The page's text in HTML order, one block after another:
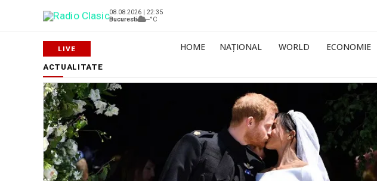
08.08.2026 | 22:35
Bucuresti
--°C
HOME NAȚIONAL WORLD ECONOMIE
ACTUALITATE